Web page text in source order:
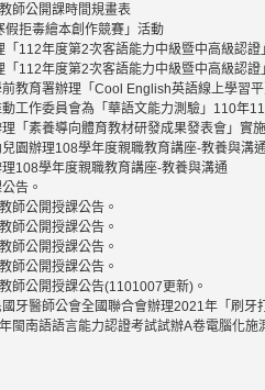
師公開課時間規畫表
假拒毒繪本創作競賽」活動
「112年度第2次客語能力中級暨中高級認
「112年度第2次客語能力中級暨中高級認
教育署辦理「Cool English英語線上學習
工作委員會為「華語文能力測驗」110年
「素養導向體育教材研發成果發表會」實
園辦理108學年度親職教育講座-教養與溝
108學年度親職教育講座-教養與溝通
告。
師公開授課公告。
師公開授課公告。
師公開授課公告。
師公開授課公告。
師公開授課公告(1101007更新)。
牙醫師公會全國聯合會辦理2021年「刷牙
閩南語語言能力認證考試試辦A卷電腦化